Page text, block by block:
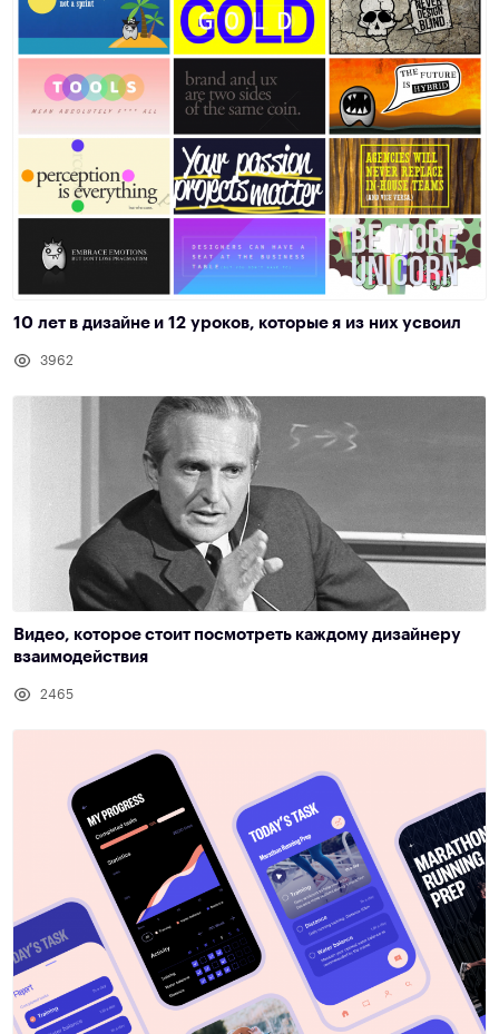
10 лет в дизайне и 12 уроков, которые я из них усвоил
3962
Видео, которое стоит посмотреть каждому дизайнеру
взаимодействия
2465